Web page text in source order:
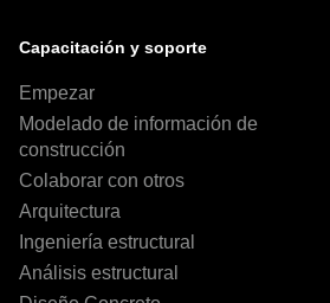
Capacitación y soporte
Empezar
Modelado de información de
construcción
Colaborar con otros
Arquitectura
Ingeniería estructural
Análisis estructural